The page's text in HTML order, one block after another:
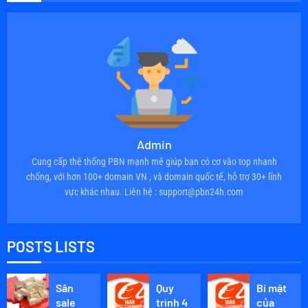
Admin
Cung cấp thệ thống PBN mạnh mẽ giúp bạn có cơ vào top nhanh
chống, với hơn 100+ domain VN , và domain quốc tế, hỗ trợ 30+ lĩnh
vực khác nhau. Liên hệ : support@pbn24h.com
POSTS LISTS
Săn
sale
Quy
trình 4
Bí mật
của